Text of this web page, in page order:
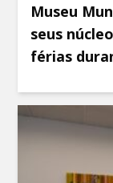
Museu
seus
férias